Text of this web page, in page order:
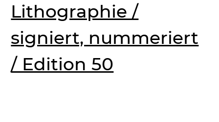
Lithographie /
signiert, nummeriert
/ Edition 50